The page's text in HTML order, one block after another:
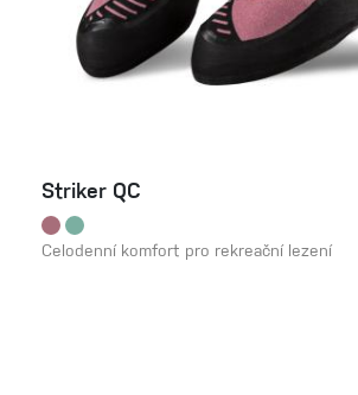
Striker QC
Celodenní komfort pro rekreační lezení